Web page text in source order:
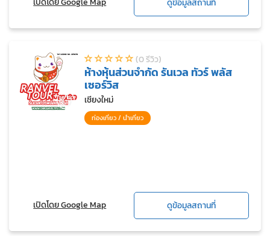
ดูข้อมูลสถานที่
(0 รีวิว)
ห้างหุ้นส่วนจำกัด รันเวล ทัวร์ พลัส
เซอร์วิส
เชียงใหม่
ท่องเที่ยว / นำเที่ยว
เปิดโดย Google Map ดูข้อมูลสถานที่